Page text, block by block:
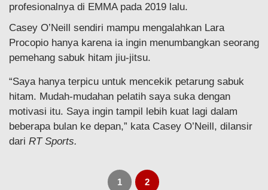
profesionalnya di EMMA pada 2019 lalu.
Casey O’Neill sendiri mampu mengalahkan Lara
Procopio hanya karena ia ingin menumbangkan seorang
pemehang sabuk hitam jiu-jitsu.
“Saya hanya terpicu untuk mencekik petarung sabuk
hitam. Mudah-mudahan pelatih saya suka dengan
motivasi itu. Saya ingin tampil lebih kuat lagi dalam
beberapa bulan ke depan,” kata Casey O’Neill, dilansir
dari RT Sports.
1 2